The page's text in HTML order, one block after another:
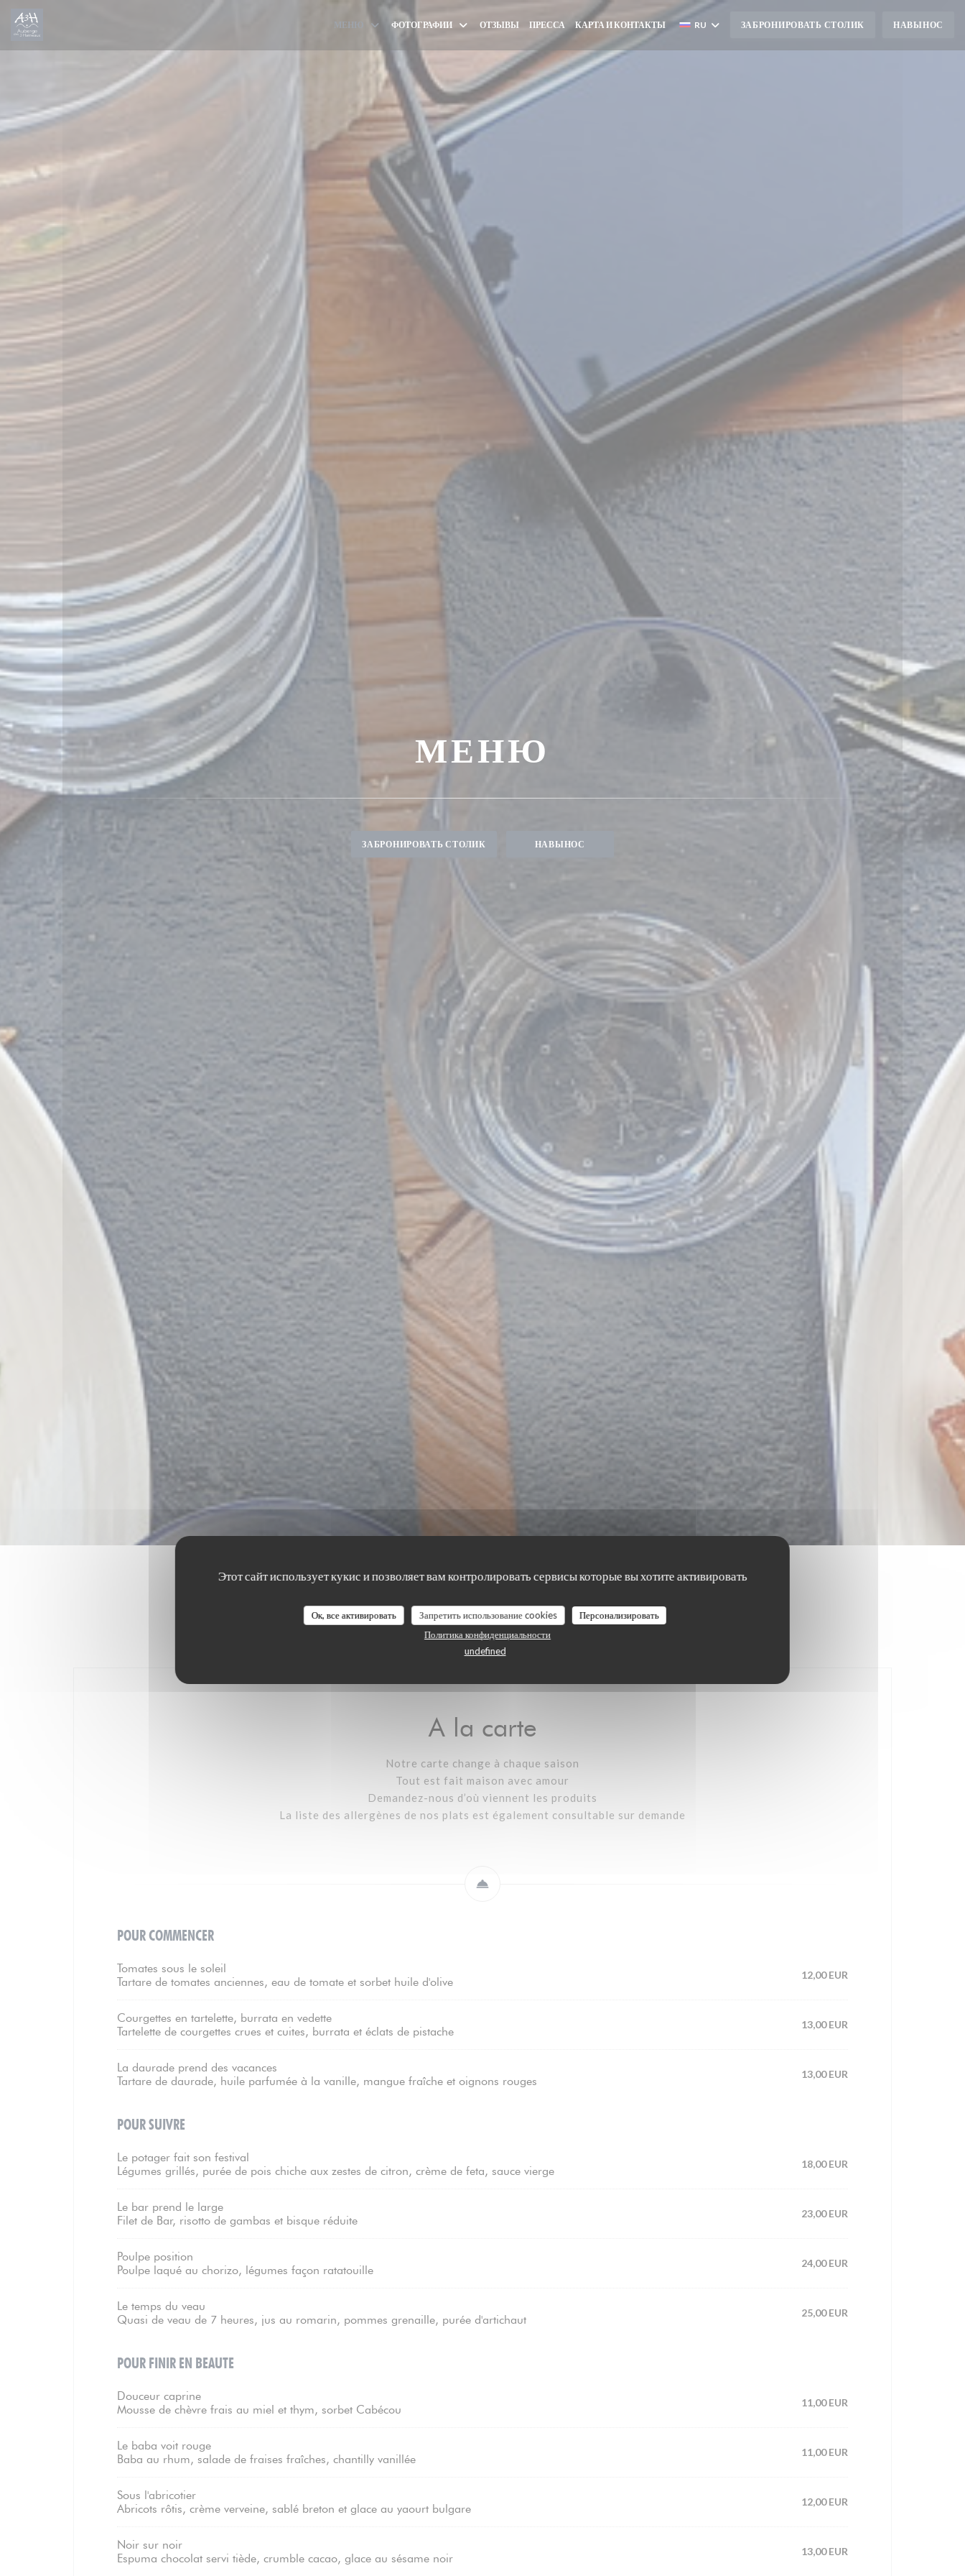
Этот сайт использует кукис и позволяет вам контролировать сервисы которые вы хотите активировать
Ок, все активировать Запретить использование cookies
Персонализировать
Политика конфиденциальности
undefined
МЕНЮ ФОТОГРАФИИ ОТЗЫВЫ ПРЕССА КАРТА И КОНТАКТЫ RU ЗАБРОНИРОВАТЬ СТОЛИК НАВЫНОС
МЕНЮ
ЗАБРОНИРОВАТЬ СТОЛИК НАВЫНОС
A la carte Carte des boissons Carte des vins
A la carte
Notre carte change à chaque saison
Tout est fait maison avec amour
Demandez-nous d’où viennent les produits
La liste des allergènes de nos plats est également consultable sur demande
POUR COMMENCER
Tomates sous le soleil
Tartare de tomates anciennes, eau de tomate et sorbet huile d'olive
12,00 EUR
Courgettes en tartelette, burrata en vedette
Tartelette de courgettes crues et cuites, burrata et éclats de pistache
13,00 EUR
La daurade prend des vacances
Tartare de daurade, huile parfumée à la vanille, mangue fraîche et oignons rouges
13,00 EUR
POUR SUIVRE
Le potager fait son festival
Légumes grillés, purée de pois chiche aux zestes de citron, crème de feta, sauce vierge
18,00 EUR
Le bar prend le large
Filet de Bar, risotto de gambas et bisque réduite
23,00 EUR
Poulpe position
Poulpe laqué au chorizo, légumes façon ratatouille
24,00 EUR
Le temps du veau
Quasi de veau de 7 heures, jus au romarin, pommes grenaille, purée d'artichaut
25,00 EUR
POUR FINIR EN BEAUTE
Douceur caprine
Mousse de chèvre frais au miel et thym, sorbet Cabécou
11,00 EUR
Le baba voit rouge
Baba au rhum, salade de fraises fraîches, chantilly vanillée
11,00 EUR
Sous l'abricotier
Abricots rôtis, crème verveine, sablé breton et glace au yaourt bulgare
12,00 EUR
Noir sur noir
Espuma chocolat servi tiède, crumble cacao, glace au sésame noir
13,00 EUR